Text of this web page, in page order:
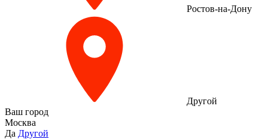
Ростов-на-Дону
Другой
Ваш город
Москва
Да Другой